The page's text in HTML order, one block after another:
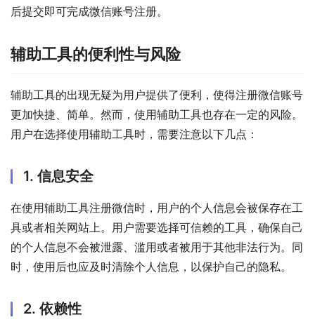
后提交即可完成微信账号注册。
辅助工具的便利性与风险
辅助工具的出现无疑为用户提供了便利，使得注册微信账号
更加快捷、简单。然而，使用辅助工具也存在一定的风险。
用户在选择使用辅助工具时，需要注意以下几点：
1. 信息安全
在使用辅助工具注册微信时，用户的个人信息会被保存在工
具或者相关网站上。用户需要选择可信赖的工具，确保自己
的个人信息不会被泄露、滥用或者被用于其他非法行为。同
时，使用后也应及时清除个人信息，以保护自己的隐私。
2. 依赖性